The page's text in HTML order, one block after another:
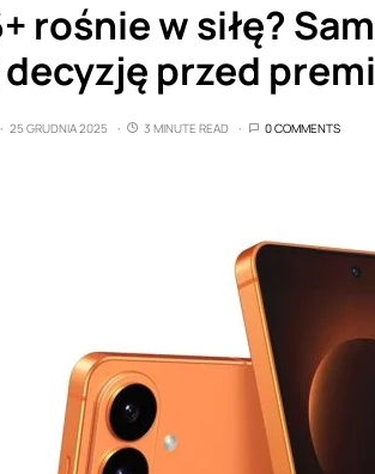
rośnie w siłę?
przed
25 GRUDNIA 2025 3 MINUTE READ 0 COMMENTS